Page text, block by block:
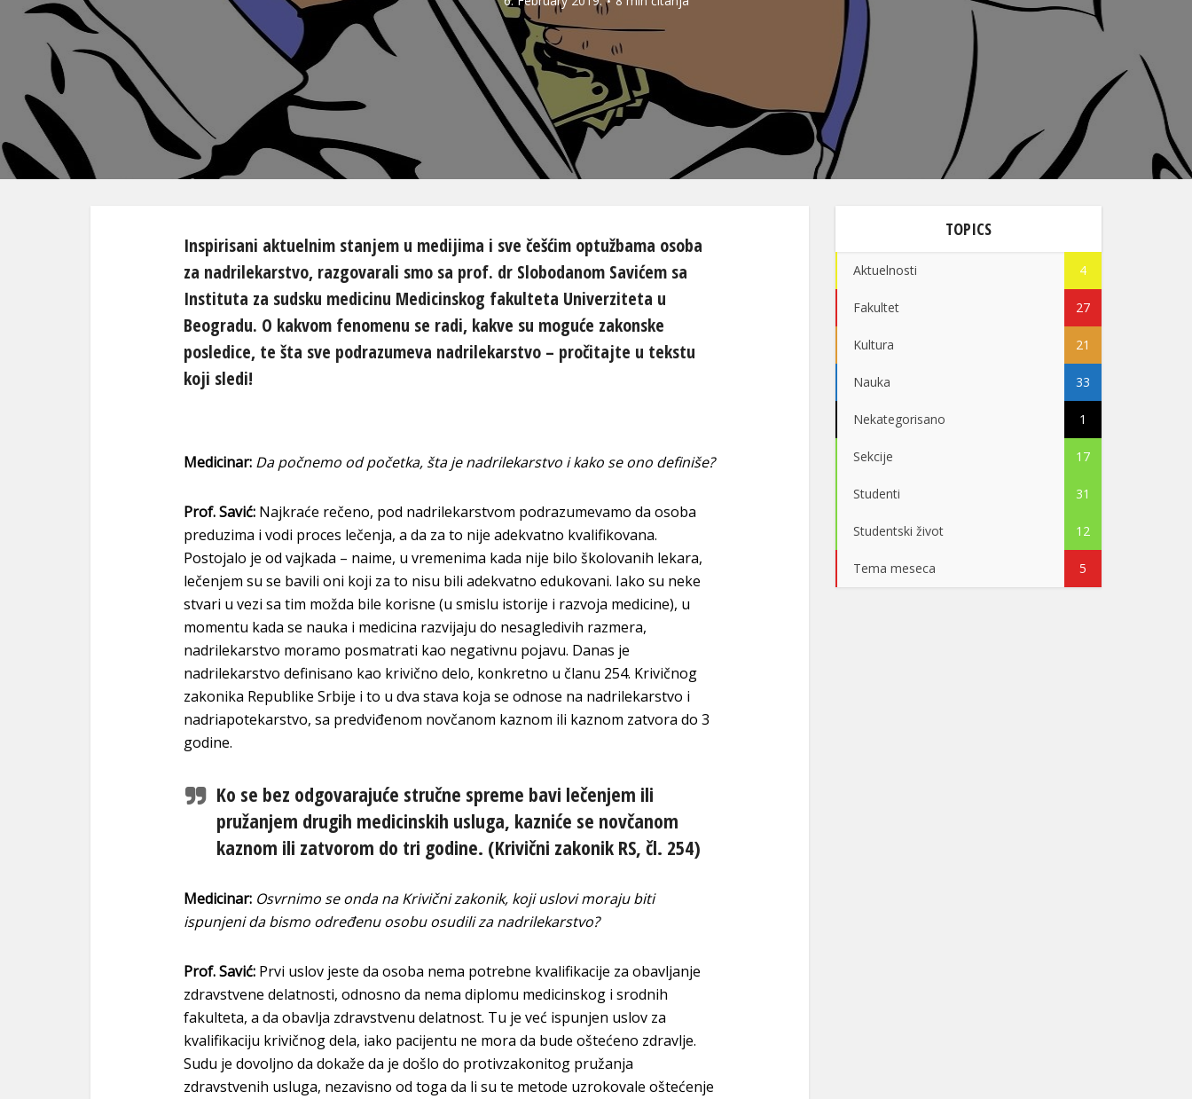
Inspirisani aktuelnim stanjem u medijima i sve češćim optužbama osoba
za nadrilekarstvo, razgovarali smo sa prof. dr Slobodanom Savićem sa
Instituta za sudsku medicinu Medicinskog fakulteta Univerziteta u
Beogradu. O kakvom fenomenu se radi, kakve su moguće zakonske
posledice, te šta sve podrazumeva nadrilekarstvo – pročitajte u tekstu
koji sledi!
Medicinar: Da počnemo od početka, šta je nadrilekarstvo i kako se ono definiše?
Prof. Savić: Najkraće rečeno, pod nadrilekarstvom podrazumevamo da osoba
preduzima i vodi proces lečenja, a da za to nije adekvatno kvalifikovana.
Postojalo je od vajkada – naime, u vremenima kada nije bilo školovanih lekara,
lečenjem su se bavili oni koji za to nisu bili adekvatno edukovani. Iako su neke
stvari u vezi sa tim možda bile korisne (u smislu istorije i razvoja medicine), u
momentu kada se nauka i medicina razvijaju do nesagledivih razmera,
nadrilekarstvo moramo posmatrati kao negativnu pojavu. Danas je
nadrilekarstvo definisano kao krivično delo, konkretno u članu 254. Krivičnog
zakonika Republike Srbije i to u dva stava koja se odnose na nadrilekarstvo i
nadriapotekarstvo, sa predviđenom novčanom kaznom ili kaznom zatvora do 3
godine.
Ko se bez odgovarajuće stručne spreme bavi lečenjem ili
pružanjem drugih medicinskih usluga, kazniće se novčanom
kaznom ili zatvorom do tri godine. (Krivični zakonik RS, čl. 254)
Medicinar: Osvrnimo se onda na Krivični zakonik, koji uslovi moraju biti
ispunjeni da bismo određenu osobu osudili za nadrilekarstvo?
Prof. Savić: Prvi uslov jeste da osoba nema potrebne kvalifikacije za obavljanje
zdravstvene delatnosti, odnosno da nema diplomu medicinskog i srodnih
fakulteta, a da obavlja zdravstvenu delatnost. Tu je već ispunjen uslov za
kvalifikaciju krivičnog dela, iako pacijentu ne mora da bude oštećeno zdravlje.
Sudu je dovoljno da dokaže da je došlo do protivzakonitog pružanja
zdravstvenih usluga, nezavisno od toga da li su te metode uzrokovale oštećenje
TOPICS
Aktuelnosti 4
Fakultet 27
Kultura 21
Nauka 33
Nekategorisano 1
Sekcije 17
Studenti 31
Studentski život 12
Tema meseca 5